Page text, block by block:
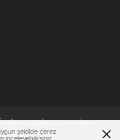
yapılmış premium
şekilde çerez
inceleyebilirsiniz.